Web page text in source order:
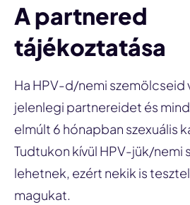
A partnered
tájékoztatása
Ha HPV-d/nemi szemölcseid
jelenlegi partnereidet és
elmúlt 6 hónapban szexuális
Tudtukon kívül HPV-jük/nemi
lehetnek, ezért nekik is
magukat.